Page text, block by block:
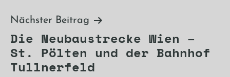
Nächster Beitrag
Die Neubaustrecke Wien –
St. Pölten und der Bahnhof
Tullnerfeld